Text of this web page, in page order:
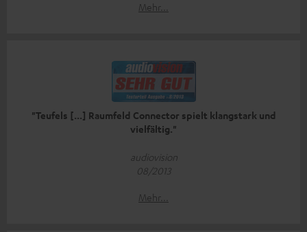
Mehr...
"Teufels [...] Raumfeld Connector spielt klangstark und
vielfältig."
audiovision
08/2013
Mehr...